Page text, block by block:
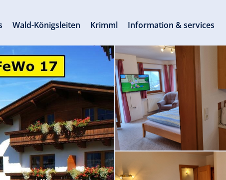
Wald-Königsleiten Krimml Information & services